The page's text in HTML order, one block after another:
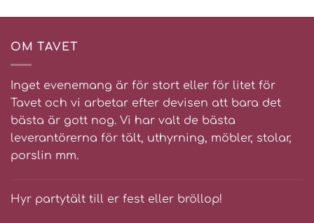
OM TAVET
Inget evenemang är för stort eller för litet för
Tavet och vi arbetar efter devisen att bara det
bästa är gott nog. Vi har valt de bästa
leverantörerna för tält, uthyrning, möbler, stolar,
porslin mm.
Hyr partytält till er fest eller bröllop!